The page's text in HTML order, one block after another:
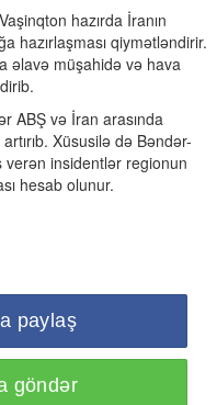
hazırda İranın
hazırlaşması qiymətləndirir.
əlavə müşahidə və hava
ABŞ və İran arasında
Xüsusilə də Bəndər-
verən insidentlər regionun
hesab olunur.
paylaş
göndər